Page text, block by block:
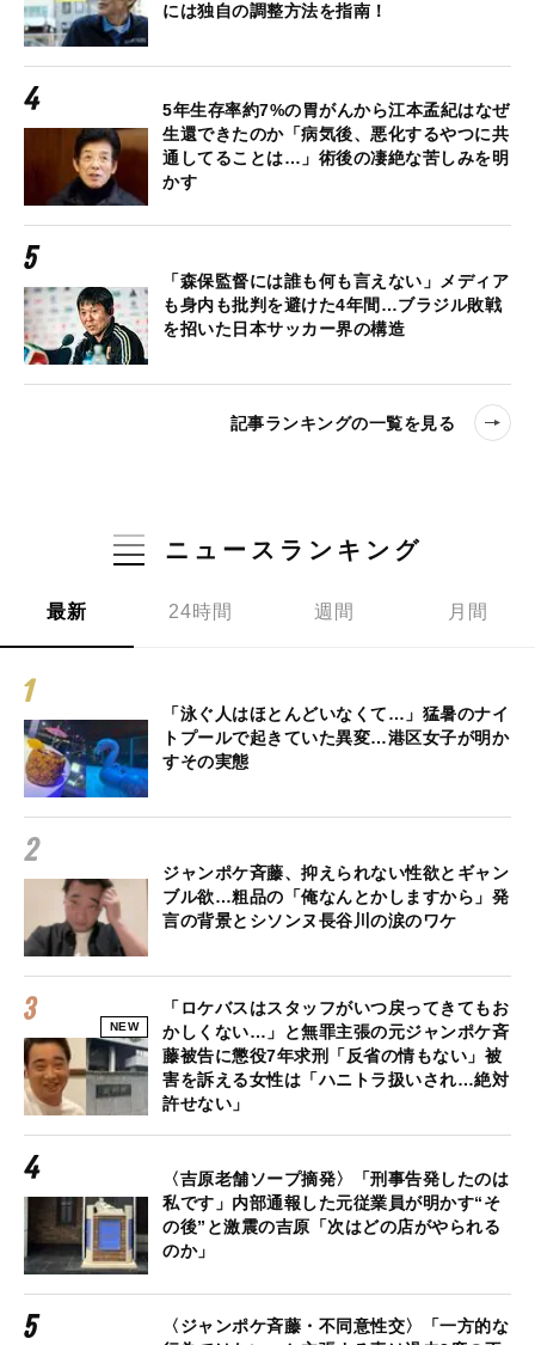
には独自の調整方法を指南！
5年生存率約7%の胃がんから江本孟紀はなぜ
生還できたのか「病気後、悪化するやつに共
通してることは…」術後の凄絶な苦しみを明
かす
「森保監督には誰も何も言えない」メディア
も身内も批判を避けた4年間…ブラジル敗戦
を招いた日本サッカー界の構造
記事ランキングの一覧を見る
ニュースランキング
最新 24時間 週間 月間
「泳ぐ人はほとんどいなくて…」猛暑のナイ
トプールで起きていた異変…港区女子が明か
すその実態
ジャンポケ斉藤、抑えられない性欲とギャン
ブル欲…粗品の「俺なんとかしますから」発
言の背景とシソンヌ長谷川の涙のワケ
NEW
「ロケバスはスタッフがいつ戻ってきてもお
かしくない…」と無罪主張の元ジャンポケ斉
藤被告に懲役7年求刑「反省の情もない」被
害を訴える女性は「ハニトラ扱いされ…絶対
許せない」
〈吉原老舗ソープ摘発〉「刑事告発したのは
私です」内部通報した元従業員が明かす“そ
の後”と激震の吉原「次はどの店がやられる
のか」
〈ジャンポケ斉藤・不同意性交〉「一方的な